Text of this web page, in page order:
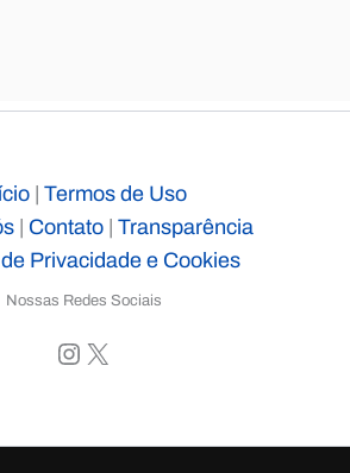
Termos de Uso
| Contato| Transparência
Privacidade e Cookies
Nossas Redes Sociais
Instagram
X